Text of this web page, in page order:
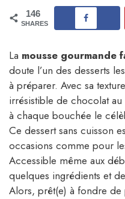
146
SHARES
La mousse gourmande
doute l’un des desserts
à préparer. Avec sa
irrésistible de chocolat
à chaque bouchée le
Ce dessert sans cuisson
occasions comme pour
Accessible même aux
quelques ingrédients et
Alors, prêt(e) à fondre de